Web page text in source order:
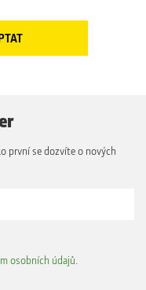
první se dozvíte o nových
osobních údajů